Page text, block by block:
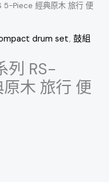
5-Piece 經典原木 旅行 便
drum set, 鼓組
列 RS-
木 旅行 便